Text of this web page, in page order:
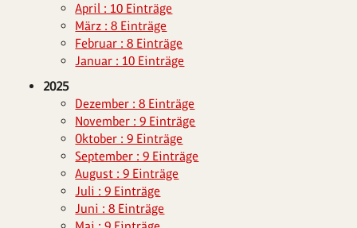
April : 10 Einträge
März : 8 Einträge
Februar : 8 Einträge
Januar : 10 Einträge
2025
Dezember : 8 Einträge
November : 9 Einträge
Oktober : 9 Einträge
September : 9 Einträge
August : 9 Einträge
Juli : 9 Einträge
Juni : 8 Einträge